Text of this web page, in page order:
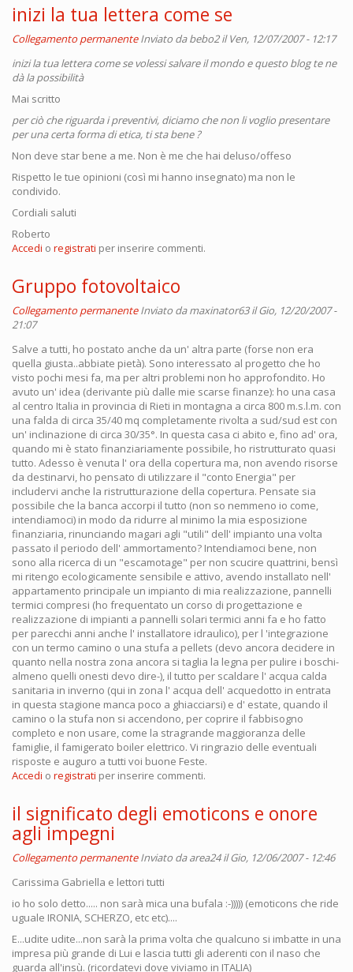
inizi la tua lettera come se
Collegamento permanente Inviato dabebo2il Ven, 12/07/2007 - 12:17
inizi la tua lettera come se volessi salvare il mondo e questo blog te ne
dà la possibilità
Mai scritto
per ciò che riguarda i preventivi, diciamo che non li voglio presentare
per una certa forma di etica, ti sta bene ?
Non deve star bene a me. Non è me che hai deluso/offeso
Rispetto le tue opinioni (così mi hanno insegnato) ma non le
condivido.
Cordiali saluti
Roberto
Accedi o registrati per inserire commenti.
Gruppo fotovoltaico
Collegamento permanente Inviato damaxinator63il Gio, 12/20/2007 -
21:07
Salve a tutti, ho postato anche da un' altra parte (forse non era
quella giusta..abbiate pietà). Sono interessato al progetto che ho
visto pochi mesi fa, ma per altri problemi non ho approfondito. Ho
avuto un' idea (derivante più dalle mie scarse finanze): ho una casa
al centro Italia in provincia di Rieti in montagna a circa 800 m.s.l.m. con
una falda di circa 35/40 mq completamente rivolta a sud/sud est con
un' inclinazione di circa 30/35°. In questa casa ci abito e, fino ad' ora,
quando mi è stato finanziariamente possibile, ho ristrutturato quasi
tutto. Adesso è venuta l' ora della copertura ma, non avendo risorse
da destinarvi, ho pensato di utilizzare il "conto Energia" per
includervi anche la ristrutturazione della copertura. Pensate sia
possibile che la banca accorpi il tutto (non so nemmeno io come,
intendiamoci) in modo da ridurre al minimo la mia esposizione
finanziaria, rinunciando magari agli "utili" dell' impianto una volta
passato il periodo dell' ammortamento? Intendiamoci bene, non
sono alla ricerca di un "escamotage" per non scucire quattrini, bensì
mi ritengo ecologicamente sensibile e attivo, avendo installato nell'
appartamento principale un impianto di mia realizzazione, pannelli
termici compresi (ho frequentato un corso di progettazione e
realizzazione di impianti a pannelli solari termici anni fa e ho fatto
per parecchi anni anche l' installatore idraulico), per l 'integrazione
con un termo camino o una stufa a pellets (devo ancora decidere in
quanto nella nostra zona ancora si taglia la legna per pulire i boschi-
almeno quelli onesti devo dire-), il tutto per scaldare l' acqua calda
sanitaria in inverno (qui in zona l' acqua dell' acquedotto in entrata
in questa stagione manca poco a ghiacciarsi) e d' estate, quando il
camino o la stufa non si accendono, per coprire il fabbisogno
completo e non usare, come la stragrande maggioranza delle
famiglie, il famigerato boiler elettrico. Vi ringrazio delle eventuali
risposte e auguro a tutti voi buone Feste.
Accedi o registrati per inserire commenti.
il significato degli emoticons e onore
agli impegni
Collegamento permanente Inviato daarea24il Gio, 12/06/2007 - 12:46
Carissima Gabriella e lettori tutti
io ho solo detto..... non sarà mica una bufala :-))))) (emoticons che ride
uguale IRONIA, SCHERZO, etc etc)....
E...udite udite...non sarà la prima volta che qualcuno si imbatte in una
impresa più grande di Lui e lascia tutti gli aderenti con il naso che
guarda all'insù. (ricordatevi dove viviamo in ITALIA)